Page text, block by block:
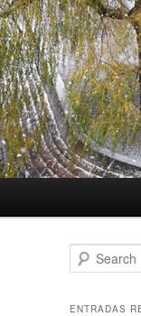
Search
ENTRADAS